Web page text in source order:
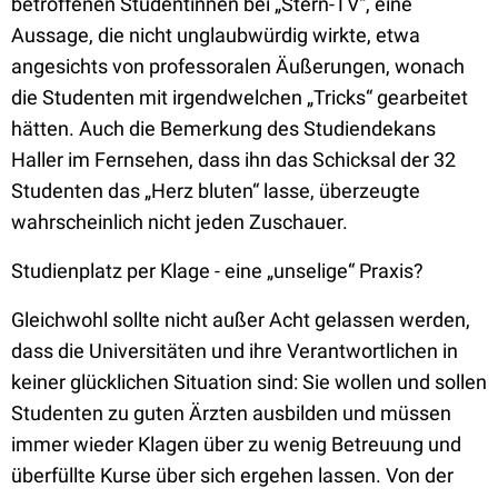
Aussage, die nicht unglaubwürdig wirkte, etwa
angesichts von professoralen Äußerungen, wonach
die Studenten mit irgendwelchen „Tricks“ gearbeitet
hätten. Auch die Bemerkung des Studiendekans
Haller im Fernsehen, dass ihn das Schicksal der 32
Studenten das „Herz bluten“ lasse, überzeugte
wahrscheinlich nicht jeden Zuschauer.
Studienplatz per Klage - eine „unselige“ Praxis?
Gleichwohl sollte nicht außer Acht gelassen werden,
dass die Universitäten und ihre Verantwortlichen in
keiner glücklichen Situation sind: Sie wollen und sollen
Studenten zu guten Ärzten ausbilden und müssen
immer wieder Klagen über zu wenig Betreuung und
überfüllte Kurse über sich ergehen lassen. Von der